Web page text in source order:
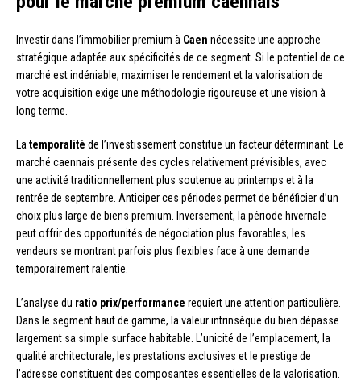
Investir dans l’immobilier premium à Caen nécessite une approche
stratégique adaptée aux spécificités de ce segment. Si le potentiel de ce
marché est indéniable, maximiser le rendement et la valorisation de
votre acquisition exige une méthodologie rigoureuse et une vision à
long terme.
Latemporalité de l’investissement constitue un facteur déterminant. Le
marché caennais présente des cycles relativement prévisibles, avec
une activité traditionnellement plus soutenue au printemps et à la
rentrée de septembre. Anticiper ces périodes permet de bénéficier d’un
choix plus large de biens premium. Inversement, la période hivernale
peut offrir des opportunités de négociation plus favorables, les
vendeurs se montrant parfois plus flexibles face à une demande
temporairement ralentie.
L’analyse du ratio prix/performance requiert une attention particulière.
Dans le segment haut de gamme, la valeur intrinsèque du bien dépasse
largement sa simple surface habitable. L’unicité de l’emplacement, la
qualité architecturale, les prestations exclusives et le prestige de
l’adresse constituent des composantes essentielles de la valorisation.